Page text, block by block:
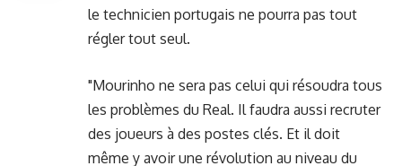
le technicien portugais ne pourra pas tout
régler tout seul.
"Mourinho ne sera pas celui qui résoudra tous
les problèmes du Real. Il faudra aussi recruter
des joueurs à des postes clés. Et il doit
même y avoir une révolution au niveau du